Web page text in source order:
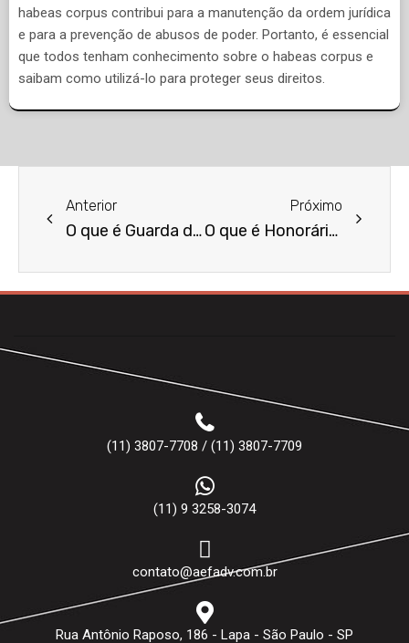
habeas corpus contribui para a manutenção da ordem jurídica
e para a prevenção de abusos de poder. Portanto, é essencial
que todos tenham conhecimento sobre o habeas corpus e
saibam como utilizá-lo para proteger seus direitos.
Anterior
O que é Guarda de Menor por Decisão Judicial?
Próximo
O que é Honorários Advocatícios?
(11) 3807-7708 / (11) 3807-7709
(11) 9 3258-3074
contato@aefadv.com.br
Rua Antônio Raposo, 186 - Lapa - São Paulo - SP